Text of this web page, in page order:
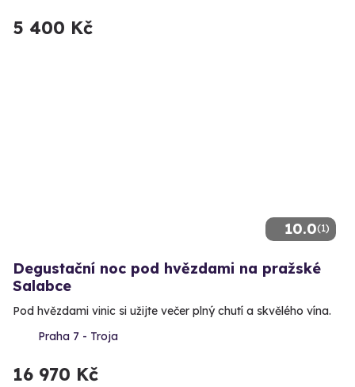
5 400 Kč
10.0(1)
Degustační noc pod hvězdami na pražské
Salabce
Pod hvězdami vinic si užijte večer plný chutí a skvělého vína.
Praha 7 - Troja
16 970 Kč